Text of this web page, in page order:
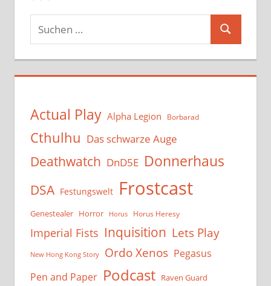
Suchen
Suchen
Actual Play Alpha Legion Borbarad
Cthulhu Das schwarze Auge
Deathwatch DnD5E Donnerhaus
DSA Festungswelt Frostcast
Genestealer Horror Horus Horus Heresy
Imperial Fists Inquisition Lets Play
New Hong Kong Story Ordo Xenos Pegasus
Pen and Paper Podcast Raven Guard